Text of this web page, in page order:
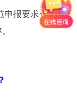
申报要求包括：